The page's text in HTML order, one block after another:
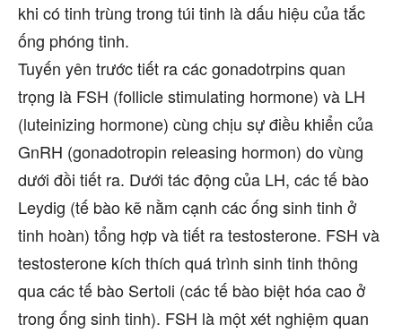
khi có tinh trùng trong túi tinh là dấu hiệu của tắc
ống phóng tinh.
Tuyến yên trước tiết ra các gonadotrpins quan
trọng là FSH (follicle stimulating hormone) và LH
(luteinizing hormone) cùng chịu sự điều khiển của
GnRH (gonadotropin releasing hormon) do vùng
dưới đồi tiết ra. Dưới tác động của LH, các tế bào
Leydig (tế bào kẽ nằm cạnh các ống sinh tinh ở
tinh hoàn) tổng hợp và tiết ra testosterone. FSH và
testosterone kích thích quá trình sinh tinh thông
qua các tế bào Sertoli (các tế bào biệt hóa cao ở
trong ống sinh tinh). FSH là một xét nghiệm quan